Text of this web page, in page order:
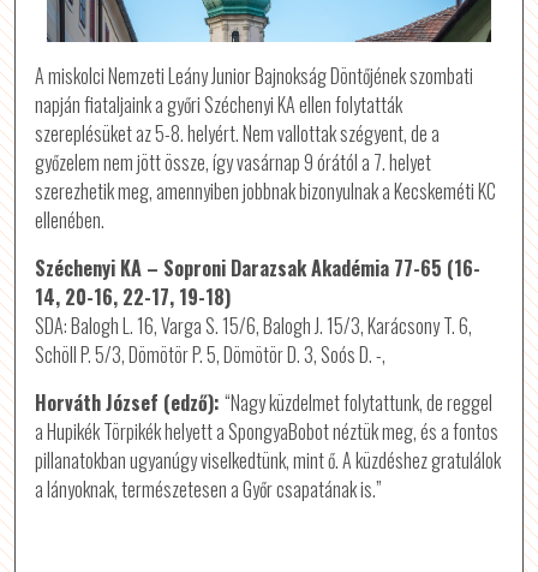
A miskolci Nemzeti Leány Junior Bajnokság Döntőjének szombati
napján fiataljaink a győri Széchenyi KA ellen folytatták
szereplésüket az 5-8. helyért. Nem vallottak szégyent, de a
győzelem nem jött össze, így vasárnap 9 órától a 7. helyet
szerezhetik meg, amennyiben jobbnak bizonyulnak a Kecskeméti KC
ellenében.
Széchenyi KA – Soproni Darazsak Akadémia 77-65 (16-
14, 20-16, 22-17, 19-18)
SDA: Balogh L. 16, Varga S. 15/6, Balogh J. 15/3, Karácsony T. 6,
Schöll P. 5/3, Dömötör P. 5, Dömötör D. 3, Soós D. -,
Horváth József (edző):“Nagy küzdelmet folytattunk, de reggel
a Hupikék Törpikék helyett a SpongyaBobot néztük meg, és a fontos
pillanatokban ugyanúgy viselkedtünk, mint ő. A küzdéshez gratulálok
a lányoknak, természetesen a Győr csapatának is.”